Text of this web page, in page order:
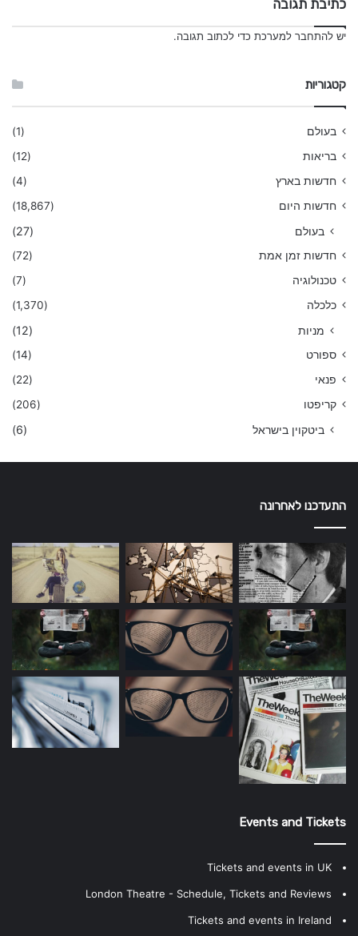
כתיבת תגובה
יש להתחבר למערכת כדי לכתוב תגובה.
קטגוריות
בעולם
(1)
בריאות
(12)
חדשות בארץ
(4)
חדשות היום
(18,867)
בעולם (27)
חדשות זמן אמת
(72)
טכנולוגיה
(7)
כלכלה
(1,370)
מניות (12)
ספורט
(14)
פנאי
(22)
קריפטו
(206)
ביטקוין בישראל (6)
התעדכנו לאחרונה
Events and Tickets
Tickets and events in UK
London Theatre - Schedule, Tickets and Reviews
Tickets and events in Ireland